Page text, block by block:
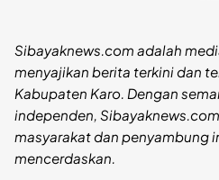
Sibayaknews.com adalah
menyajikan berita terkini dan
Kabupaten Karo. Dengan
independen,
masyarakat dan penyambung
mencerdaskan.